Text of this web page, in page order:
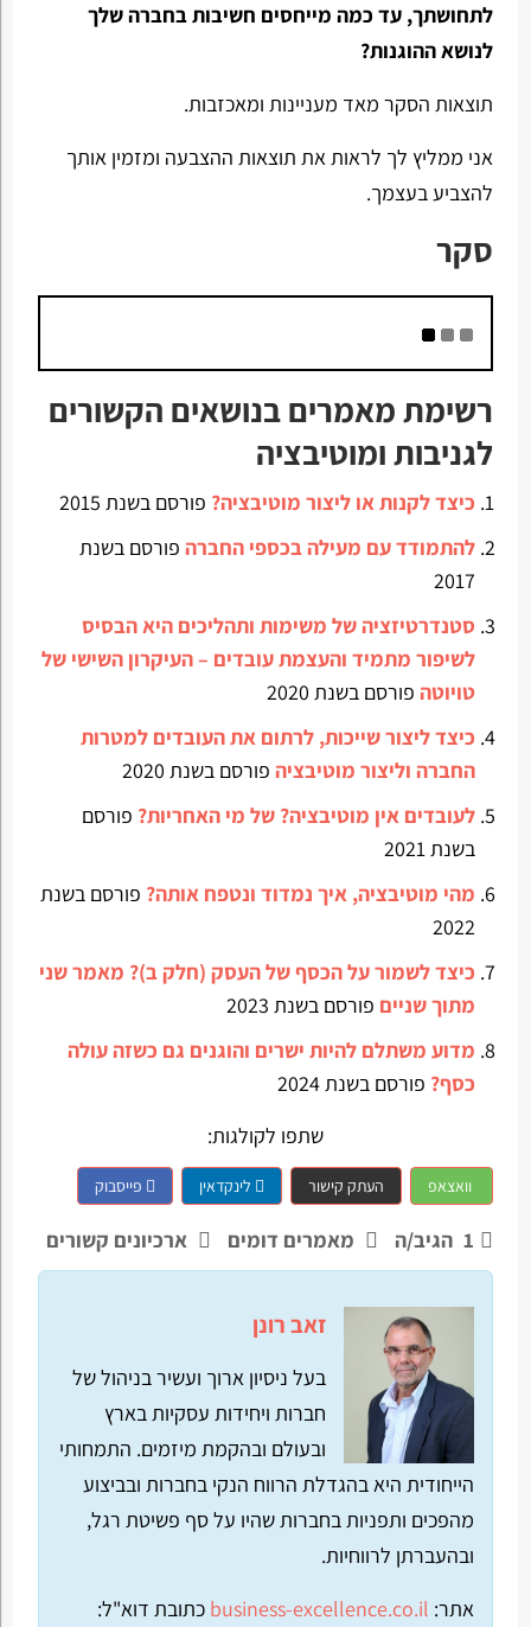
לתחושתך, עד כמה מייחסים חשיבות בחברה שלך
לנושא ההוגנות?
תוצאות הסקר מאד מעניינות ומאכזבות.
אני ממליץ לך לראות את תוצאות ההצבעה ומזמין אותך
להצביע בעצמך.
סקר
רשימת מאמרים בנושאים הקשורים
לגניבות ומוטיבציה
כיצד לקנות או ליצור מוטיבציה? פורסם בשנת 2015
להתמודד עם מעילה בכספי החברהפורסם בשנת
2017
סטנדרטיזציה של משימות ותהליכים היא הבסיס
לשיפור מתמיד והעצמת עובדים – העיקרון השישי של
טויוטהפורסם בשנת 2020
כיצד ליצור שייכות, לרתום את העובדים למטרות
החברה וליצור מוטיבציהפורסם בשנת 2020
לעובדים אין מוטיבציה? של מי האחריות? פורסם
בשנת 2021
מהי מוטיבציה, איך נמדוד ונטפח אותה? פורסם בשנת
2022
כיצד לשמור על הכסף של העסק (חלק ב)? מאמר שני
מתוך שניים פורסם בשנת 2023
מדוע משתלם להיות ישרים והוגנים גם כשזה עולה
כסף? פורסם בשנת 2024
שתפו לקולגות:
וואצאפ העתק קישור לינקדאין פייסבוק
1 הגיב/ה מאמרים דומים ארכיונים קשורים
זאב רונן
בעל ניסיון ארוך ועשיר בניהול של
חברות ויחידות עסקיות בארץ
ובעולם ובהקמת מיזמים. התמחותי
הייחודית היא בהגדלת הרווח הנקי בחברות ובביצוע
מהפכים ותפניות בחברות שהיו על סף פשיטת רגל,
ובהעברתן לרווחיות.
אתר: business-excellence.co.il כתובת דוא"ל: